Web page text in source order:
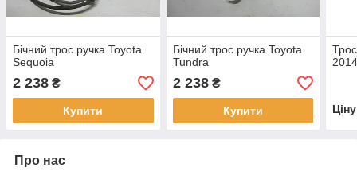
Бічний трос ручка Toyota
Sequoia
2 238 ₴
Купити
Бічний трос ручка Toyota
Tundra
2 238₴
Купити
Про нас